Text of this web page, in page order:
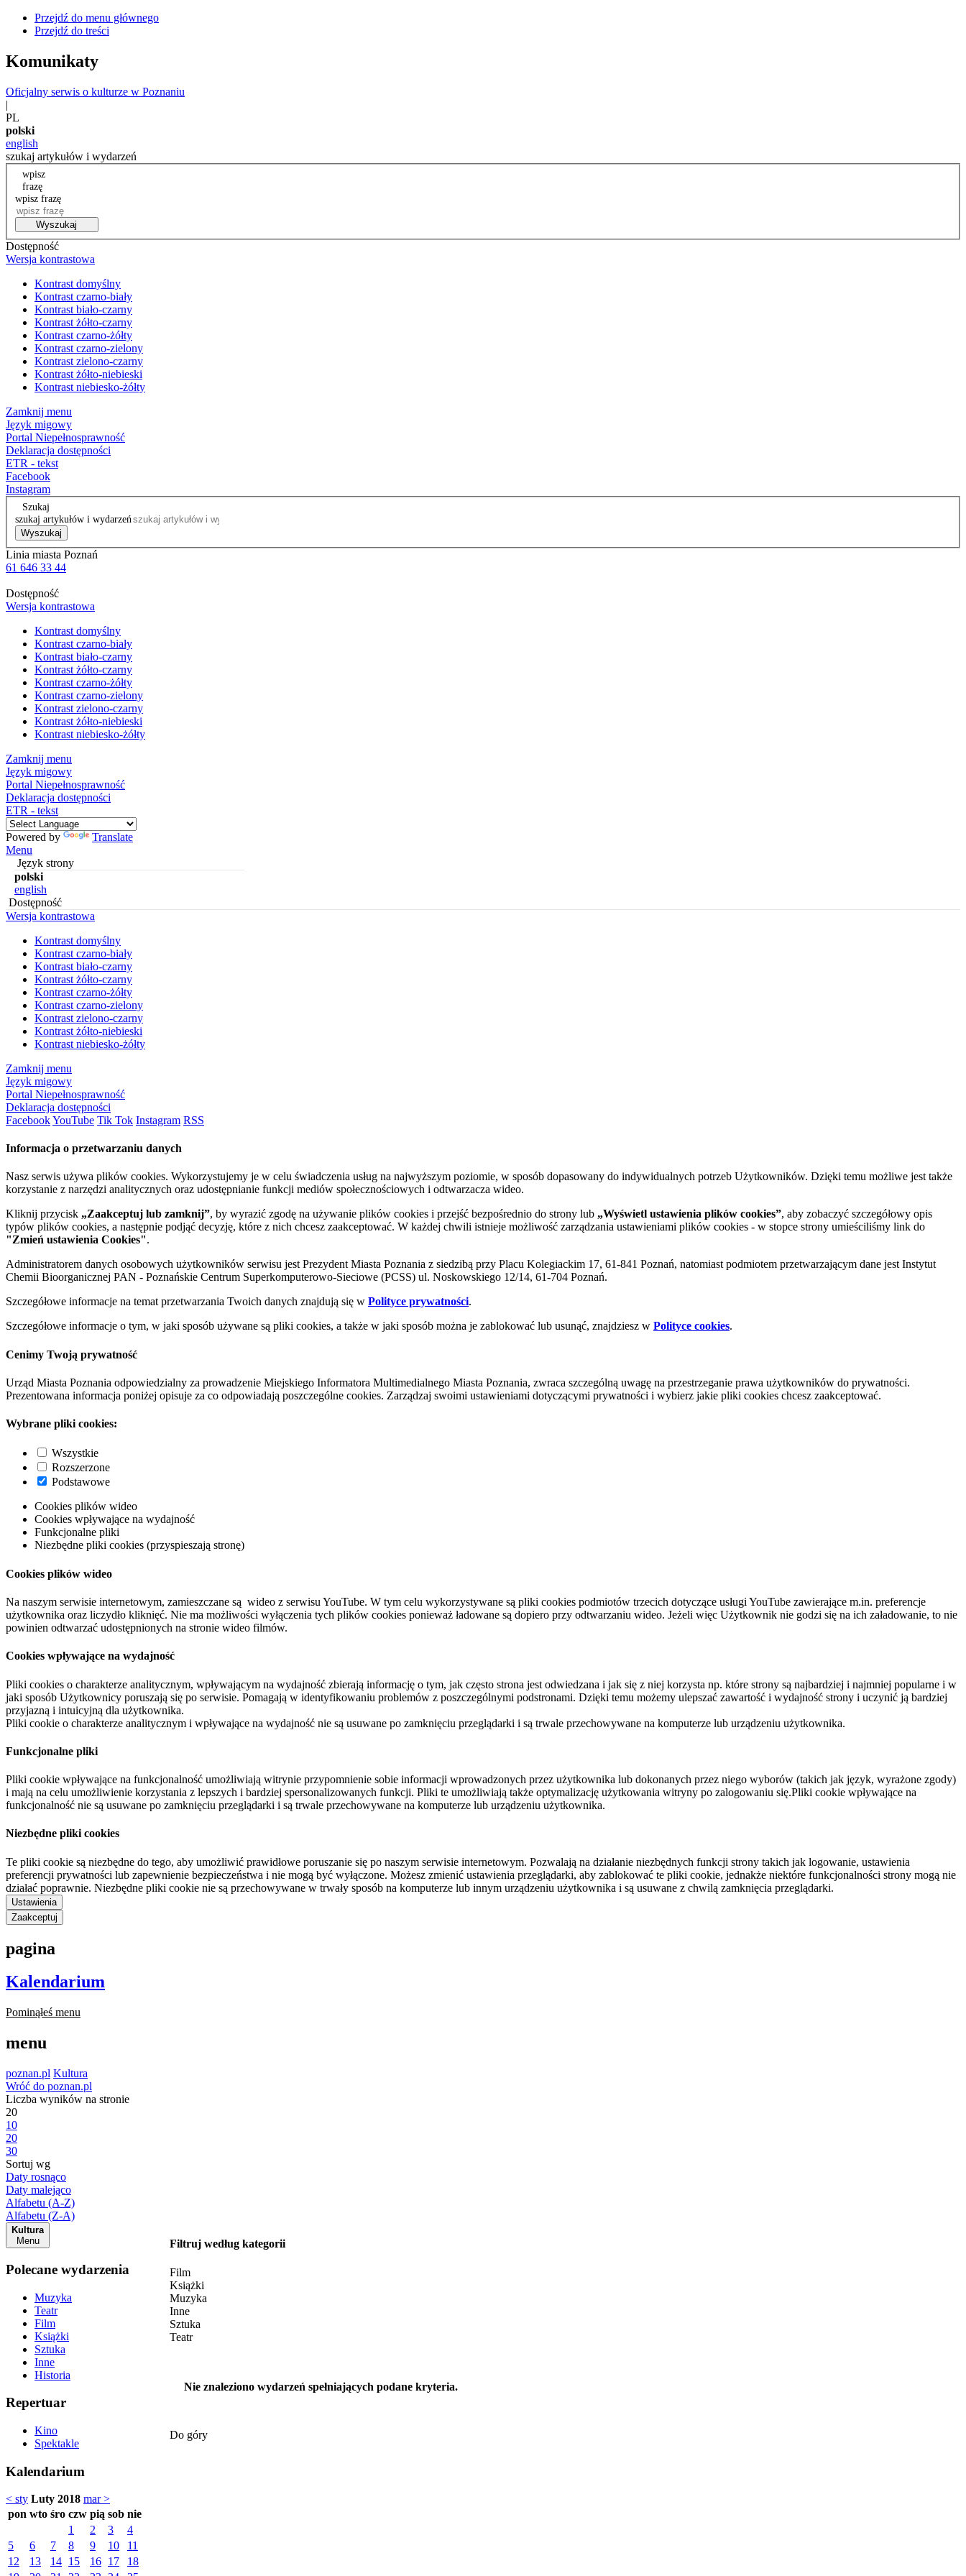
Przejdź do menu głównego
Przejdź do treści
Komunikaty
Oficjalny serwis o kulturze w Poznaniu
|
PL
polski
english
szukaj artykułów i wydarzeń
wpisz
frazę
wpisz frazę
Wyszukaj
Dostępność
Wersja kontrastowa
Kontrast domyślny
Kontrast czarno-biały
Kontrast biało-czarny
Kontrast żółto-czarny
Kontrast czarno-żółty
Kontrast czarno-zielony
Kontrast zielono-czarny
Kontrast żółto-niebieski
Kontrast niebiesko-żółty
Zamknij menu
Język migowy
Portal Niepełnosprawność
Deklaracja dostępności
ETR - tekst
Facebook
Instagram
Szukaj
szukaj artykułów i wydarzeń
Wyszukaj
Linia miasta Poznań
61 646 33 44
Dostępność
Wersja kontrastowa
Kontrast domyślny
Kontrast czarno-biały
Kontrast biało-czarny
Kontrast żółto-czarny
Kontrast czarno-żółty
Kontrast czarno-zielony
Kontrast zielono-czarny
Kontrast żółto-niebieski
Kontrast niebiesko-żółty
Zamknij menu
Język migowy
Portal Niepełnosprawność
Deklaracja dostępności
ETR - tekst
Powered by
Translate
Menu
Język strony
polski
english
Dostępność
Wersja kontrastowa
Kontrast domyślny
Kontrast czarno-biały
Kontrast biało-czarny
Kontrast żółto-czarny
Kontrast czarno-żółty
Kontrast czarno-zielony
Kontrast zielono-czarny
Kontrast żółto-niebieski
Kontrast niebiesko-żółty
Zamknij menu
Język migowy
Portal Niepełnosprawność
Deklaracja dostępności
FacebookYouTube Tik Tok Instagram RSS
Informacja o przetwarzaniu danych
Nasz serwis używa plików cookies. Wykorzystujemy je w celu świadczenia usług na najwyższym poziomie, w sposób dopasowany do indywidualnych potrzeb Użytkowników. Dzięki temu możliwe jest także
korzystanie z narzędzi analitycznych oraz udostępnianie funkcji mediów społecznościowych i odtwarzacza wideo.
Kliknij przycisk „Zaakceptuj lub zamknij”, by wyrazić zgodę na używanie plików cookies i przejść bezpośrednio do strony lub „Wyświetl ustawienia plików cookies”, aby zobaczyć szczegółowy opis
typów plików cookies, a następnie podjąć decyzję, które z nich chcesz zaakceptować. W każdej chwili istnieje możliwość zarządzania ustawieniami plików cookies - w stopce strony umieściliśmy link do
"Zmień ustawienia Cookies".
Administratorem danych osobowych użytkowników serwisu jest Prezydent Miasta Poznania z siedzibą przy Placu Kolegiackim 17, 61-841 Poznań, natomiast podmiotem przetwarzającym dane jest Instytut
Chemii Bioorganicznej PAN - Poznańskie Centrum Superkomputerowo-Sieciowe (PCSS) ul. Noskowskiego 12/14, 61-704 Poznań.
Szczegółowe informacje na temat przetwarzania Twoich danych znajdują się w Polityce prywatności.
Szczegółowe informacje o tym, w jaki sposób używane są pliki cookies, a także w jaki sposób można je zablokować lub usunąć, znajdziesz w Polityce cookies.
Cenimy Twoją prywatność
Urząd Miasta Poznania odpowiedzialny za prowadzenie Miejskiego Informatora Multimedialnego Miasta Poznania, zwraca szczególną uwagę na przestrzeganie prawa użytkowników do prywatności.
Prezentowana informacja poniżej opisuje za co odpowiadają poszczególne cookies. Zarządzaj swoimi ustawieniami dotyczącymi prywatności i wybierz jakie pliki cookies chcesz zaakceptować.
Wybrane pliki cookies:
Wszystkie
Rozszerzone
Podstawowe
Cookies plików wideo
Cookies wpływające na wydajność
Funkcjonalne pliki
Niezbędne pliki cookies (przyspieszają stronę)
Cookies plików wideo
Na naszym serwisie internetowym, zamieszczane są wideo z serwisu YouTube. W tym celu wykorzystywane są pliki cookies podmiotów trzecich dotyczące usługi YouTube zawierające m.in. preferencje
użytkownika oraz liczydło kliknięć. Nie ma możliwości wyłączenia tych plików cookies ponieważ ładowane są dopiero przy odtwarzaniu wideo. Jeżeli więc Użytkownik nie godzi się na ich załadowanie, to nie
powinien odtwarzać udostępnionych na stronie wideo filmów.
Cookies wpływające na wydajność
Pliki cookies o charakterze analitycznym, wpływającym na wydajność zbierają informację o tym, jak często strona jest odwiedzana i jak się z niej korzysta np. które strony są najbardziej i najmniej popularne i w
jaki sposób Użytkownicy poruszają się po serwisie. Pomagają w identyfikowaniu problemów z poszczególnymi podstronami. Dzięki temu możemy ulepszać zawartość i wydajność strony i uczynić ją bardziej
przyjazną i intuicyjną dla użytkownika.
Pliki cookie o charakterze analitycznym i wpływające na wydajność nie są usuwane po zamknięciu przeglądarki i są trwale przechowywane na komputerze lub urządzeniu użytkownika.
Funkcjonalne pliki
Pliki cookie wpływające na funkcjonalność umożliwiają witrynie przypomnienie sobie informacji wprowadzonych przez użytkownika lub dokonanych przez niego wyborów (takich jak język, wyrażone zgody)
i mają na celu umożliwienie korzystania z lepszych i bardziej spersonalizowanych funkcji. Pliki te umożliwiają także optymalizację użytkowania witryny po zalogowaniu się.Pliki cookie wpływające na
funkcjonalność nie są usuwane po zamknięciu przeglądarki i są trwale przechowywane na komputerze lub urządzeniu użytkownika.
Niezbędne pliki cookies
Te pliki cookie są niezbędne do tego, aby umożliwić prawidłowe poruszanie się po naszym serwisie internetowym. Pozwalają na działanie niezbędnych funkcji strony takich jak logowanie, ustawienia
preferencji prywatności lub zapewnienie bezpieczeństwa i nie mogą być wyłączone. Możesz zmienić ustawienia przeglądarki, aby zablokować te pliki cookie, jednakże niektóre funkcjonalności strony mogą nie
działać poprawnie. Niezbędne pliki cookie nie są przechowywane w trwały sposób na komputerze lub innym urządzeniu użytkownika i są usuwane z chwilą zamknięcia przeglądarki.
Ustawienia
Zaakceptuj
pagina
Kalendarium
Pominąłeś menu
menu
poznan.pl Kultura
Wróć do poznan.pl
Liczba wyników na stronie
20
10
20
30
Sortuj wg
Daty rosnąco
Daty malejąco
Alfabetu (A-Z)
Alfabetu (Z-A)
Kultura
Menu
Polecane wydarzenia
Muzyka
Teatr
Film
Książki
Sztuka
Inne
Historia
Repertuar
Kino
Spektakle
Kalendarium
< sty Luty 2018 mar >
pon wto śro czw pią sob nie
1
2 3
4
5
6 7 8 9 10
11
12
13 14 15 16 17
18
Filtruj według kategorii
Film
Książki
Muzyka
Inne
Sztuka
Teatr
Nie znaleziono wydarzeń spełniających podane kryteria.
Do góry